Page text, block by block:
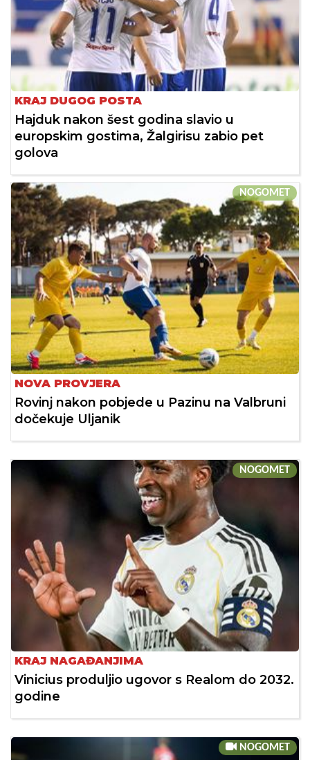
KRAJ DUGOG POSTA
Hajduk nakon šest godina slavio u
europskim gostima, Žalgirisu zabio pet
golova
NOGOMET
NOVA PROVJERA
Rovinj nakon pobjede u Pazinu na Valbruni
dočekuje Uljanik
NOGOMET
KRAJ NAGAĐANJIMA
Vinicius produljio ugovor s Realom do 2032.
godine
NOGOMET